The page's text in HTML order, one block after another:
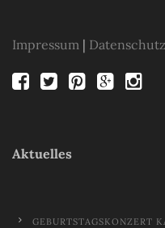
Impressum | Datenschutz
Aktuelles
GEBURTSTAGSKONZERT